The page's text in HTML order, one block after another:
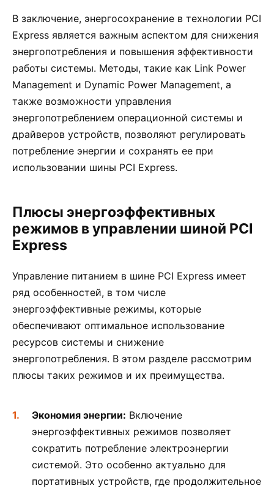
В заключение, энергосохранение в технологии PCI
Express является важным аспектом для снижения
энергопотребления и повышения эффективности
работы системы. Методы, такие как Link Power
Management и Dynamic Power Management, а
также возможности управления
энергопотреблением операционной системы и
драйверов устройств, позволяют регулировать
потребление энергии и сохранять ее при
использовании шины PCI Express.
Плюсы энергоэффективных
режимов в управлении шиной PCI
Express
Управление питанием в шине PCI Express имеет
ряд особенностей, в том числе
энергоэффективные режимы, которые
обеспечивают оптимальное использование
ресурсов системы и снижение
энергопотребления. В этом разделе рассмотрим
плюсы таких режимов и их преимущества.
Экономия энергии: Включение
энергоэффективных режимов позволяет
сократить потребление электроэнергии
системой. Это особенно актуально для
портативных устройств, где продолжительное